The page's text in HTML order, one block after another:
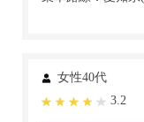
女性40代
3.2